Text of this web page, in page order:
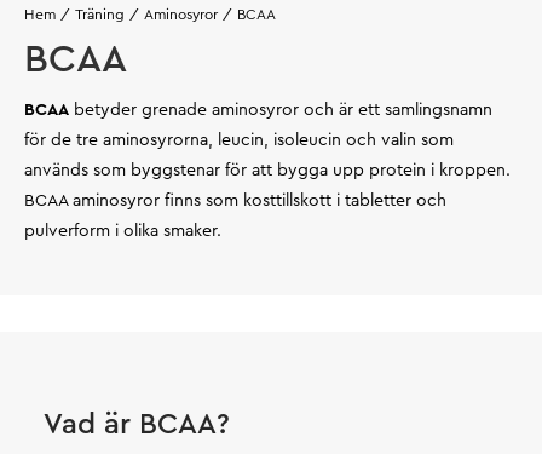
Hem Träning Aminosyror BCAA
BCAA
BCAA betyder grenade aminosyror och är ett samlingsnamn
för de tre aminosyrorna, leucin, isoleucin och valin som
används som byggstenar för att bygga upp protein i kroppen.
BCAA aminosyror finns som kosttillskott i tabletter och
pulverform i olika smaker.
Vad är BCAA?